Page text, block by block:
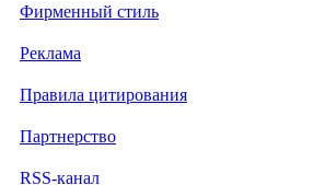
Фирменный стиль
Реклама
Правила цитирования
Партнерство
RSS-канал